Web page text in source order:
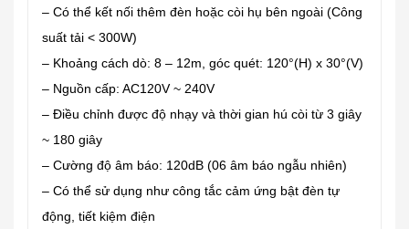
– Có thể kết nối thêm đèn hoặc còi hụ bên ngoài (Công
suất tải < 300W)
– Khoảng cách dò: 8 – 12m, góc quét: 120°(H) x 30°(V)
– Nguồn cấp: AC120V ~ 240V
– Điều chỉnh được độ nhạy và thời gian hú còi từ 3 giây
~ 180 giây
– Cường độ âm báo: 120dB (06 âm báo ngẫu nhiên)
– Có thể sử dụng như công tắc cảm ứng bật đèn tự
động, tiết kiệm điện